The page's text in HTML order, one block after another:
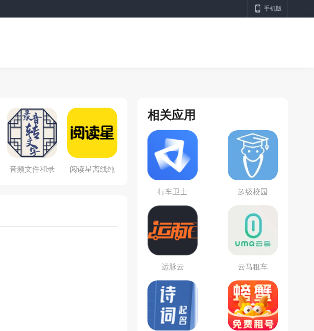
手机版
音频文件和录
阅读星离线纯
相关应用
行车卫士 超级校园
运脉云 云马租车